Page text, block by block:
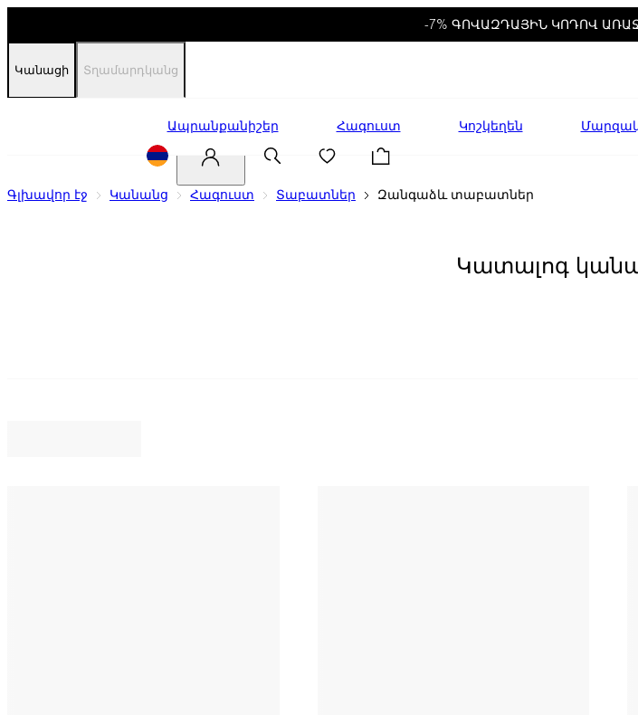
-7% ԳՈՎԱԶԴԱՅԻՆ ԿՈԴՈՎ
Կանացի Տղամարդկանց
Ապրանքանիշեր Հագուստ Կոշկեղեն
Գլխավոր էջ Կանանց Հագուստ Տաբատներ Զանգաձև տաբատներ
Կատալոգ